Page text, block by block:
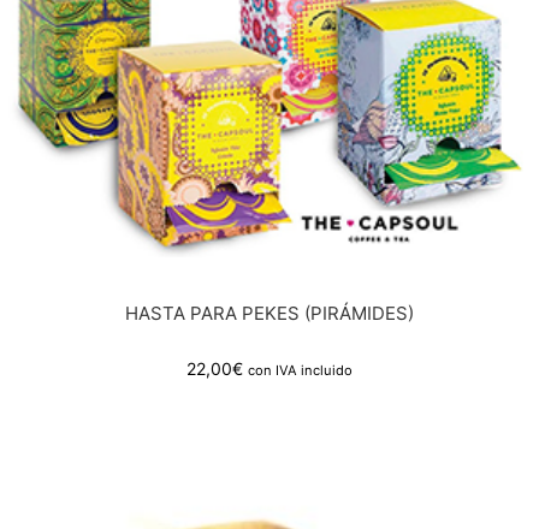
HASTA PARA PEKES (PIRÁMIDES)
22,00€ con IVA incluido